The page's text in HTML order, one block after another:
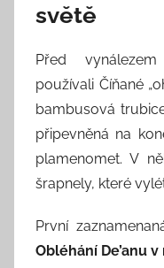
světě
Před
používali Číňané
bambusová
připevněná na
plamenomet. V
šrapnely, které
První
Obléhání De’anu v